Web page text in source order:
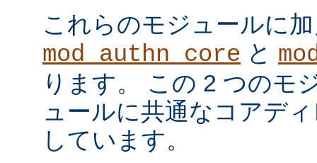
これらのモジュールに
mod_authn_core と
ります。 この 2 つのモ
ュールに共通なコアデ
しています。